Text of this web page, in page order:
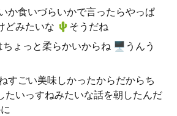
か食いづらいかで言ったらやっぱ
どみたいな 🌵️そうだね
ょっと柔らかいからね 🖥うんう
すごい美味しかったからだからち
たいっすねみたいな話を朝したんだ